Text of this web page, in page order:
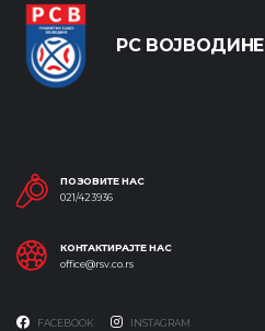
РС ВОЈВОДИНЕ
ПОЗОВИТЕ НАС
021/423936
КОНТАКТИРАЈТЕ НАС
office@rsv.co.rs
FACEBOOK INSTAGRAM